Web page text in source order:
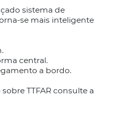
sistema de
se mais inteligente
central.
a bordo.
TTFAR consulte a